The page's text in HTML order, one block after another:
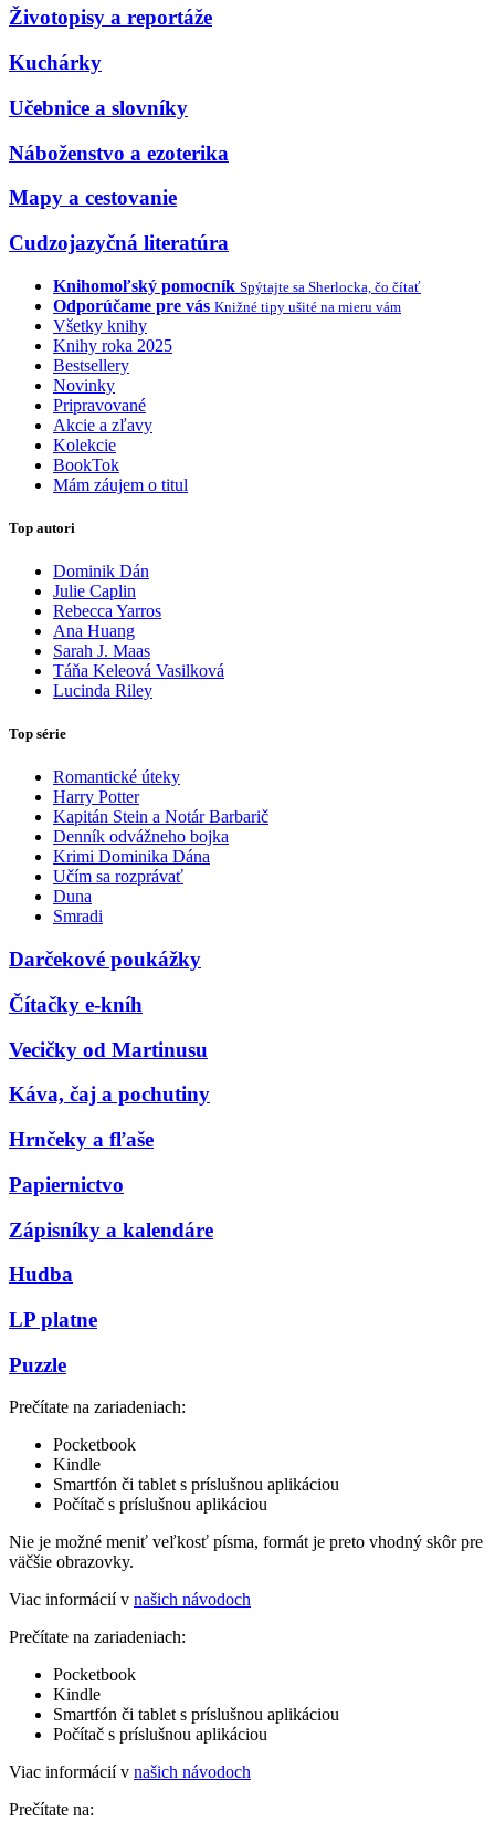
Životopisy a reportáže
Kuchárky
Učebnice a slovníky
Náboženstvo a ezoterika
Mapy a cestovanie
Cudzojazyčná literatúra
Knihomoľský pomocník Spýtajte sa Sherlocka, čo čítať
Odporúčame pre vás Knižné tipy ušité na mieru vám
Všetky knihy
Knihy roka 2025
Bestsellery
Novinky
Pripravované
Akcie a zľavy
Kolekcie
BookTok
Mám záujem o titul
Top autori
Dominik Dán
Julie Caplin
Rebecca Yarros
Ana Huang
Sarah J. Maas
Táňa Keleová Vasilková
Lucinda Riley
Top série
Romantické úteky
Harry Potter
Kapitán Stein a Notár Barbarič
Denník odvážneho bojka
Krimi Dominika Dána
Učím sa rozprávať
Duna
Smradi
Darčekové poukážky
Čítačky e-kníh
Vecičky od Martinusu
Káva, čaj a pochutiny
Hrnčeky a fľaše
Papiernictvo
Zápisníky a kalendáre
Hudba
LP platne
Puzzle
Prečítate na zariadeniach:
Pocketbook
Kindle
Smartfón či tablet s príslušnou aplikáciou
Počítač s príslušnou aplikáciou
Nie je možné meniť veľkosť písma, formát je preto vhodný skôr pre
väčšie obrazovky.
Viac informácií v našich návodoch
Prečítate na zariadeniach:
Pocketbook
Kindle
Smartfón či tablet s príslušnou aplikáciou
Počítač s príslušnou aplikáciou
Viac informácií v našich návodoch
Prečítate na: